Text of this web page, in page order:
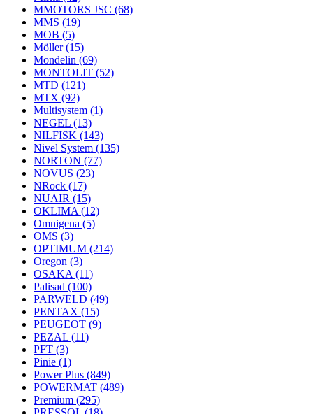
MMOTORS JSC (68)
MMS (19)
MOB (5)
Möller(15)
Mondelin (69)
MONTOLIT (52)
MTD (121)
MTX (92)
Multisystem (1)
NEGEL (13)
NILFISK (143)
Nivel System (135)
NORTON (77)
NOVUS (23)
NRock (17)
NUAIR (15)
OKLIMA (12)
Omnigena (5)
OMS (3)
OPTIMUM (214)
Oregon (3)
OSAKA (11)
Palisad (100)
PARWELD (49)
PENTAX (15)
PEUGEOT (9)
PEZAL (11)
PFT (3)
Pinie (1)
Power Plus (849)
POWERMAT (489)
Premium (295)